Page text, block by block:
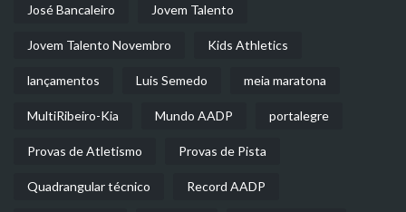
José Bancaleiro Jovem Talento
Jovem Talento Novembro Kids Athletics
lançamentos Luis Semedo meia maratona
MultiRibeiro-Kia Mundo AADP portalegre
Provas de Atletismo Provas de Pista
Quadrangular técnico Record AADP